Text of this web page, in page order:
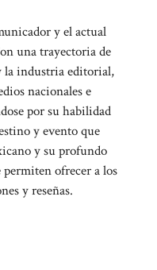
y el actual
una trayectoria de
la industria editorial,
nacionales e
por su habilidad
y evento que
y su profundo
ofrecer a los
y reseñas.